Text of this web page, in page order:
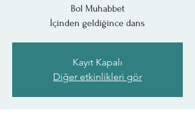
Bol Muhabbet
İçinden geldiğince dans
Kayıt Kapalı
Diğer etkinlikleri gör